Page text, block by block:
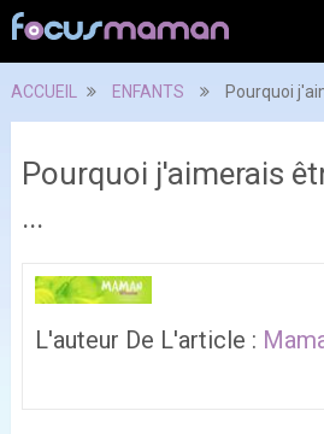
ACCUEIL ENFANTS Pourquoi
Pourquoi j'aimerais
...
L'auteur De L'article :